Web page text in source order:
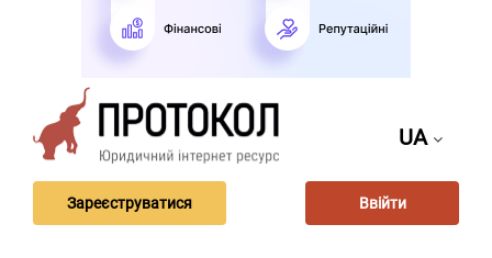
UA
Зареєструватися Ввійти